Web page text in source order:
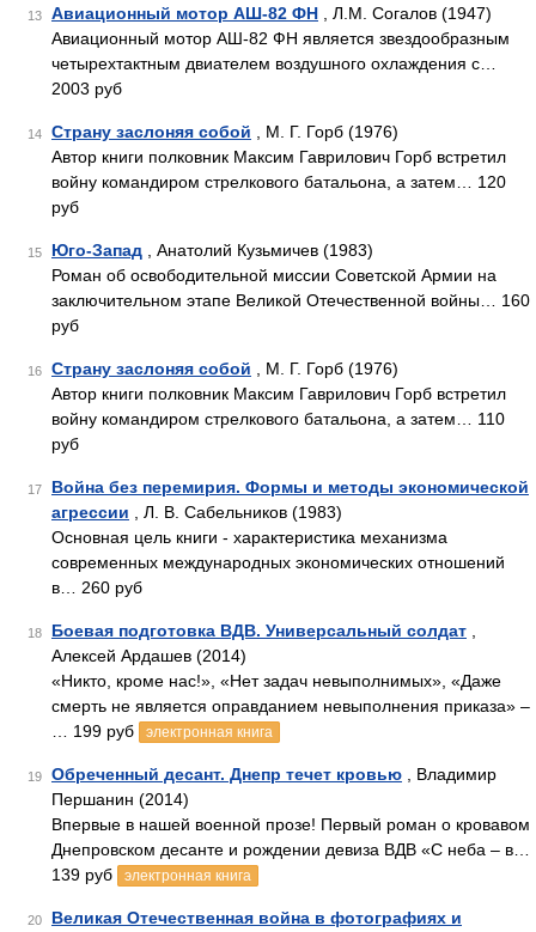
13 Авиационный мотор АШ-82 ФН , Л.М. Согалов (1947)
Авиационный мотор АШ-82 ФН является звездообразным
четырехтактным двиателем воздушного охлаждения с…
2003 руб
14 Страну заслоняя собой , М. Г. Горб (1976)
Автор книги полковник Максим Гаврилович Горб встретил
войну командиром стрелкового батальона, а затем… 120
руб
15 Юго-Запад , Анатолий Кузьмичев (1983)
Роман об освободительной миссии Советской Армии на
заключительном этапе Великой Отечественной войны… 160
руб
16 Страну заслоняя собой , М. Г. Горб (1976)
Автор книги полковник Максим Гаврилович Горб встретил
войну командиром стрелкового батальона, а затем… 110
руб
17
Война без перемирия. Формы и методы экономической
агрессии , Л. В. Сабельников (1983)
Основная цель книги - характеристика механизма
современных международных экономических отношений
в… 260 руб
18 Боевая подготовка ВДВ. Универсальный солдат
Алексей Ардашев (2014)
«Никто, кроме нас!», «Нет задач невыполнимых», «Даже
смерть не является оправданием невыполнения приказа» –
… 199 руб
электронная книга
19 Обреченный десант. Днепр течет кровью , Владимир
Першанин (2014)
Впервые в нашей военной прозе! Первый роман о кровавом
Днепровском десанте и рождении девиза ВДВ «С неба – в…
139 руб
электронная книга
20
Великая Отечественная война в фотографиях и